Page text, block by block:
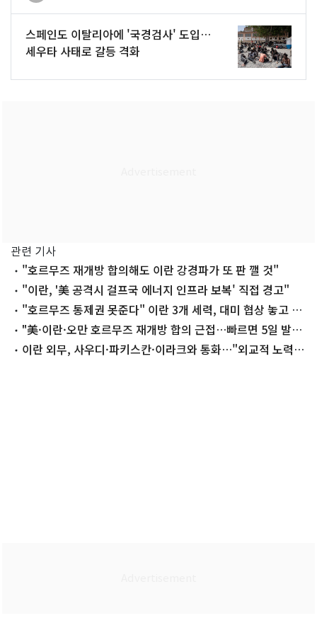
스페인도 이탈리아에 '국경검사' 도입…
세우타 사태로 갈등 격화
관련 기사
"호르무즈 재개방 합의해도 이란 강경파가 또 판 깰 것"
"이란, '美 공격시 걸프국 에너지 인프라 보복' 직접 경고"
"호르무즈 통제권 못준다" 이란 3개 세력, 대미 협상 놓고 격
돌 "美·이란·오만 호르무즈 재개방 합의 근접…빠르면 5일 발
표"이란 외무, 사우디·파키스칸·이라크와 통화…"외교적 노력